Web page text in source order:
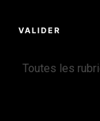
Toutes les